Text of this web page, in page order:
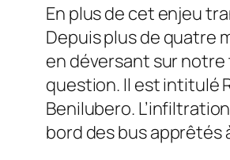
En plus de cet enjeu
Depuis plus de quatre
en déversant sur
question. Il est intitulé
Benilubero.
bord des bus apprêtés